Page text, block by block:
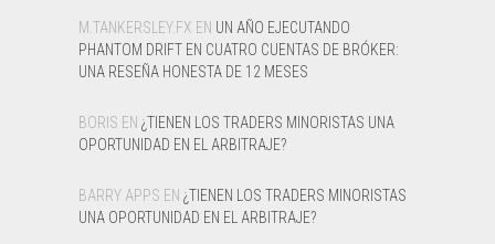
M.TANKERSLEY.FX EN UN AÑO EJECUTANDO
PHANTOM DRIFT EN CUATRO CUENTAS DE BRÓKER:
UNA RESEÑA HONESTA DE 12 MESES
BORIS EN ¿TIENEN LOS TRADERS MINORISTAS UNA
OPORTUNIDAD EN EL ARBITRAJE?
BARRY APPS EN ¿TIENEN LOS TRADERS MINORISTAS
UNA OPORTUNIDAD EN EL ARBITRAJE?